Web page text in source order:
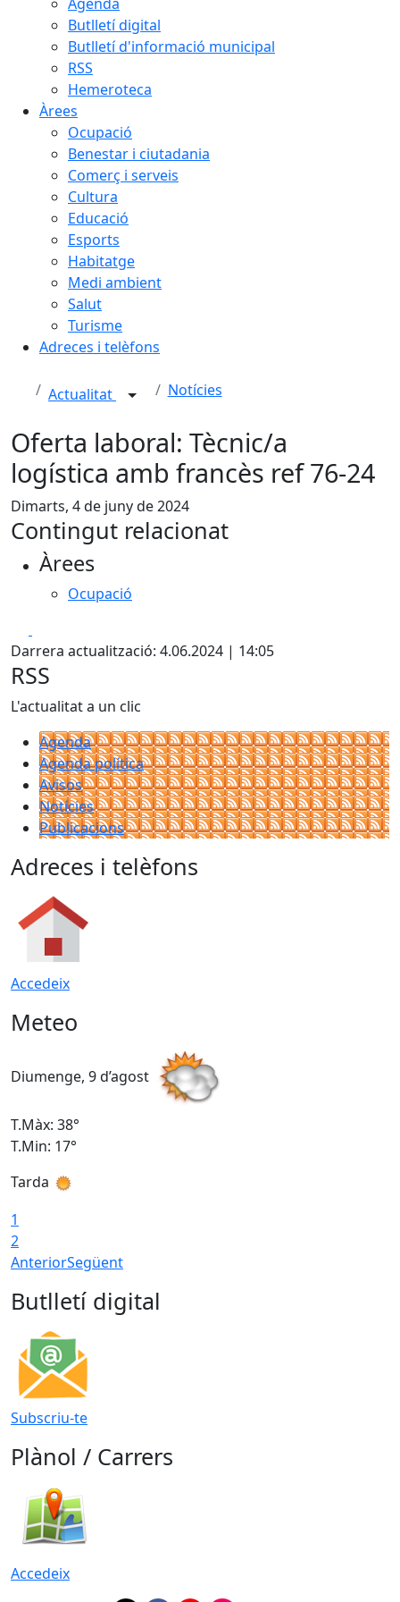
Butlletí digital
Butlletí d'informació municipal
RSS
Hemeroteca
Àrees
Ocupació
Benestar i ciutadania
Comerç i serveis
Cultura
Educació
Esports
Habitatge
Medi ambient
Salut
Turisme
Adreces i telèfons
Actualitat Notícies
Oferta laboral: Tècnic/a
logística amb francès ref 76-24
Dimarts, 4 de juny de 2024
Contingut relacionat
Àrees
Ocupació
Darrera actualització: 4.06.2024 | 14:05
RSS
L'actualitat a un clic
Agenda
Agenda política
Avisos
Notícies
Publicacions
Adreces i telèfons
Accedeix
Meteo
Diumenge, 9 d’agost
T.Màx: 38°
T.Min: 17°
Tarda
1
2
AnteriorSegüent
Butlletí digital
Subscriu-te
Plànol / Carrers
Accedeix